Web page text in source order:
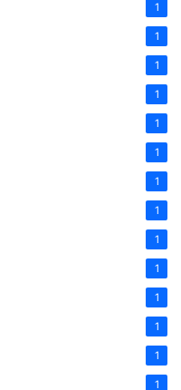
1
1
1
1
1
1
1
1
1
1
1
1
1
1